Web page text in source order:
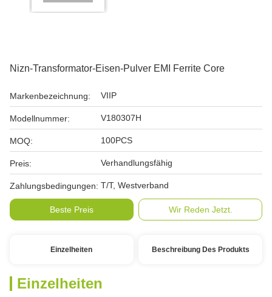
Nizn-Transformator-Eisen-Pulver EMI Ferrite Core
Markenbezeichnung: VIIP
Modellnummer: V180307H
MOQ: 100PCS
Preis: Verhandlungsfähig
Zahlungsbedingungen: T/T, Westverband
Beste Preis Wir Reden Jetzt.
Einzelheiten Beschreibung Des Produkts
Einzelheiten